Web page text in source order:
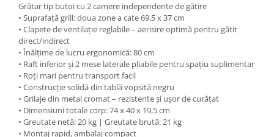
Sisteme filtrare instalatii
Sonerii electrice
Termometre Meteo
Gradina - Gradinarit
Accesorii fierastraie cu lant
Accesorii fierastraie electrice
Accesorii irigare
Grătar tip butoi cu 2 camere independente de gătire
• Suprafață grill: doua zone a cate 69,5 x 37 cm
• Clapete de ventilație reglabile – aerisire optimă pentru gătit
direct/indirect
• Înălțime de lucru ergonomică: 80 cm
• Raft inferior și 2 mese laterale pliabile pentru spațiu suplimentar
• Roți mari pentru transport facil
• Construcție solidă din tablă vopsită negru
• Grilaje din metal cromat – rezistente și ușor de curățat
• Dimensiuni totale corp: 74 x 40 x 19,5 cm
• Greutate netă: 20 kg | Greutate brută: 21 kg
• Montaj rapid, ambalaj compact